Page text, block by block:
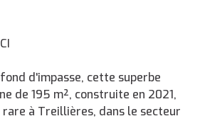
d'impasse, cette superbe
de 195 m², construite en 2021,
à Treillières, dans le secteur